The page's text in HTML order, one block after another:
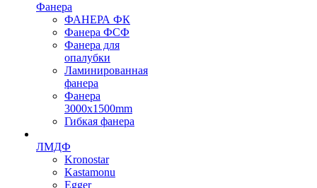
Фанера
ФАНЕРА ФК
Фанера ФСФ
Фанера для
опалубки
Ламинированная
фанера
Фанера
3000х1500mm
Гибкая фанера
ЛМДФ
Kronostar
Kastamonu
Egger